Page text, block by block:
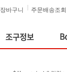
주문배송조회
장바구니